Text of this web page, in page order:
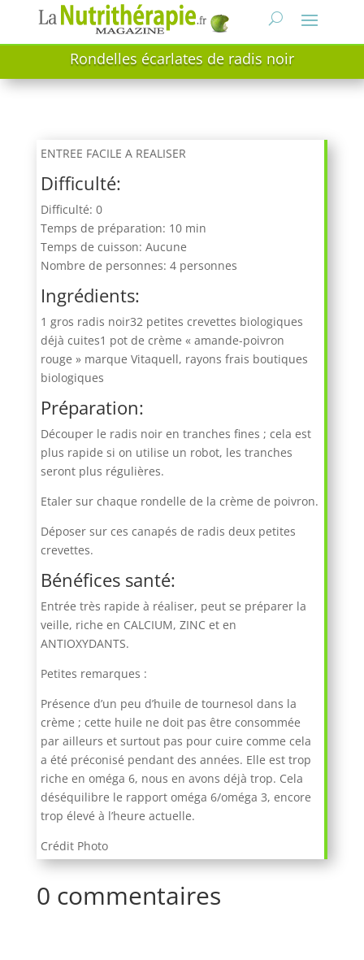
Rondelles écarlates de radis noir
ENTREE FACILE A REALISER
Difficulté:
Difficulté: 0
Temps de préparation: 10 min
Temps de cuisson: Aucune
Nombre de personnes: 4 personnes
Ingrédients:
1 gros radis noir32 petites crevettes biologiques
déjà cuites1 pot de crème « amande-poivron
rouge » marque Vitaquell, rayons frais boutiques
biologiques
Préparation:
Découper le radis noir en tranches fines ; cela est
plus rapide si on utilise un robot, les tranches
seront plus régulières.
Etaler sur chaque rondelle de la crème de poivron.
Déposer sur ces canapés de radis deux petites
crevettes.
Bénéfices santé:
Entrée très rapide à réaliser, peut se préparer la
veille, riche en CALCIUM, ZINC et en
ANTIOXYDANTS.
Petites remarques :
Présence d’un peu d’huile de tournesol dans la
crème ; cette huile ne doit pas être consommée
par ailleurs et surtout pas pour cuire comme cela
a été préconisé pendant des années. Elle est trop
riche en oméga 6, nous en avons déjà trop. Cela
déséquilibre le rapport oméga 6/oméga 3, encore
trop élevé à l’heure actuelle.
Crédit Photo
0 commentaires